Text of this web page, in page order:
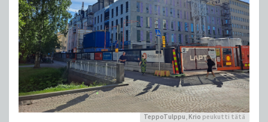
TeppoTulppu, Krio peukutti tätä